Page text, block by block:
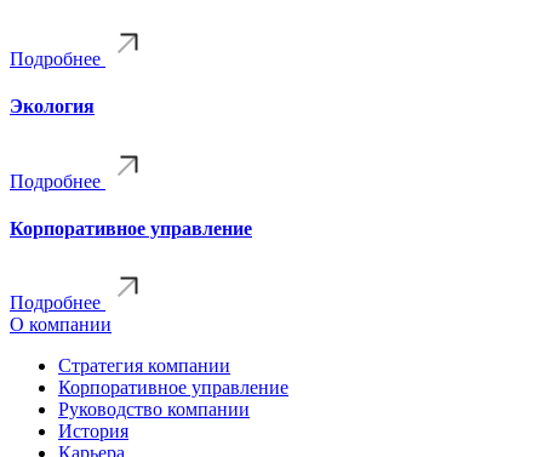
Подробнее
Экология
Подробнее
Корпоративное управление
Подробнее
О компании
Стратегия компании
Корпоративное управление
Руководство компании
История